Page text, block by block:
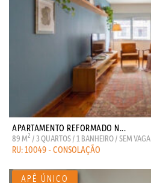
APARTAMENTO REFORMADO N...
89 M2 / 3 QUARTOS / 1 BANHEIRO / SEM VAGA
RU: 10049 - CONSOLAÇÃO